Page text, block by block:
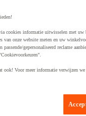
cookies informatie uitwisselen met uw
onze website meten en uw
gepersonaliseerd reclame
ook! Voor meer informatie verwijzen we